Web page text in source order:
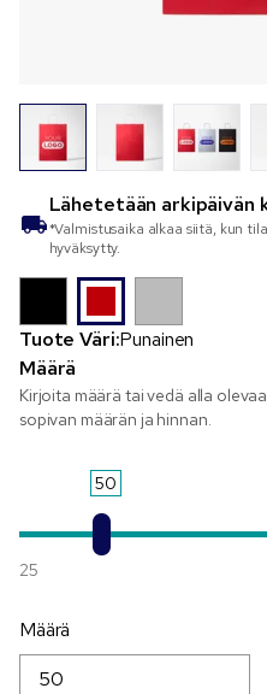
Lähetetään arkipäivän
*Valmistusaika alkaa siitä, kun
hyväksytty.
Tuote Väri:Punainen
Määrä
Kirjoita määrä tai vedä alla
sopivan määrän ja hinnan.
50
25
Määrä